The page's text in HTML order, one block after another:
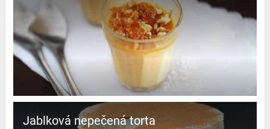
Jablková nepečená torta